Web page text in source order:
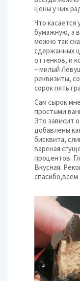
цены у них
Что касается
бумажную, а
можно так
сдержанных
оттенков, и
– милый
реквизиты,
сорок пять
Сам сырок
простыми
Это зависит
добавлены
бисквита,
вареная
процентов.
Вкусная.
спасибо,всем